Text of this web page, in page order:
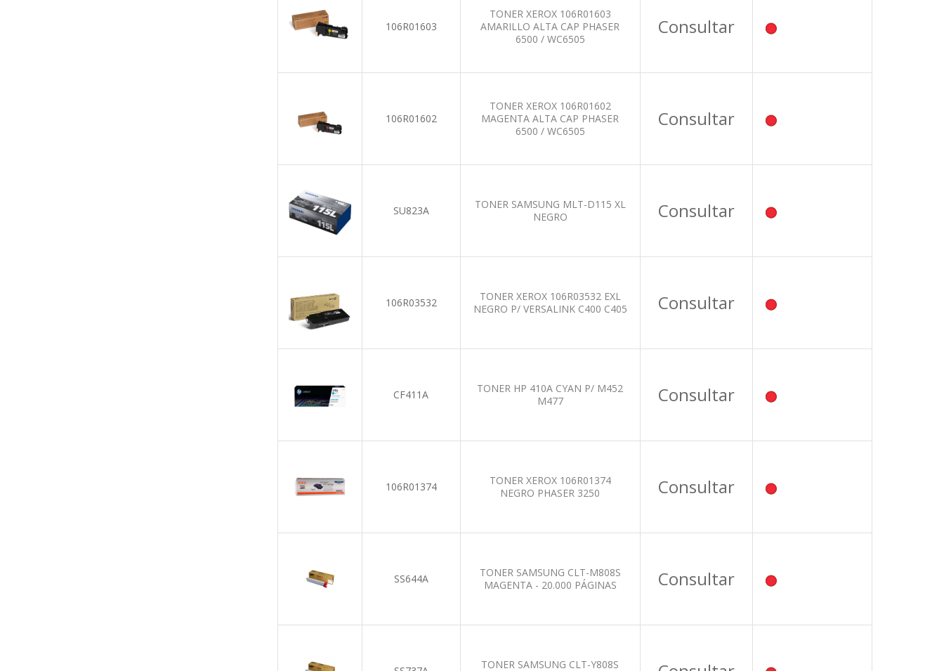
106R01603
TONER XEROX 106R01603
AMARILLO ALTA CAP PHASER
6500 / WC6505
Consultar
106R01602
TONER XEROX 106R01602
MAGENTA ALTA CAP PHASER
6500 / WC6505
Consultar
SU823A
TONER SAMSUNG MLT-D115 XL
NEGRO
Consultar
106R03532
TONER XEROX 106R03532 EXL
NEGRO P/ VERSALINK C400 C405
Consultar
CF411A
TONER HP 410A CYAN P/ M452
M477
Consultar
106R01374
TONER XEROX 106R01374
NEGRO PHASER 3250
Consultar
SS644A
TONER SAMSUNG CLT-M808S
MAGENTA - 20.000 PÁGINAS
Consultar
TONER SAMSUNG CLT-Y808S